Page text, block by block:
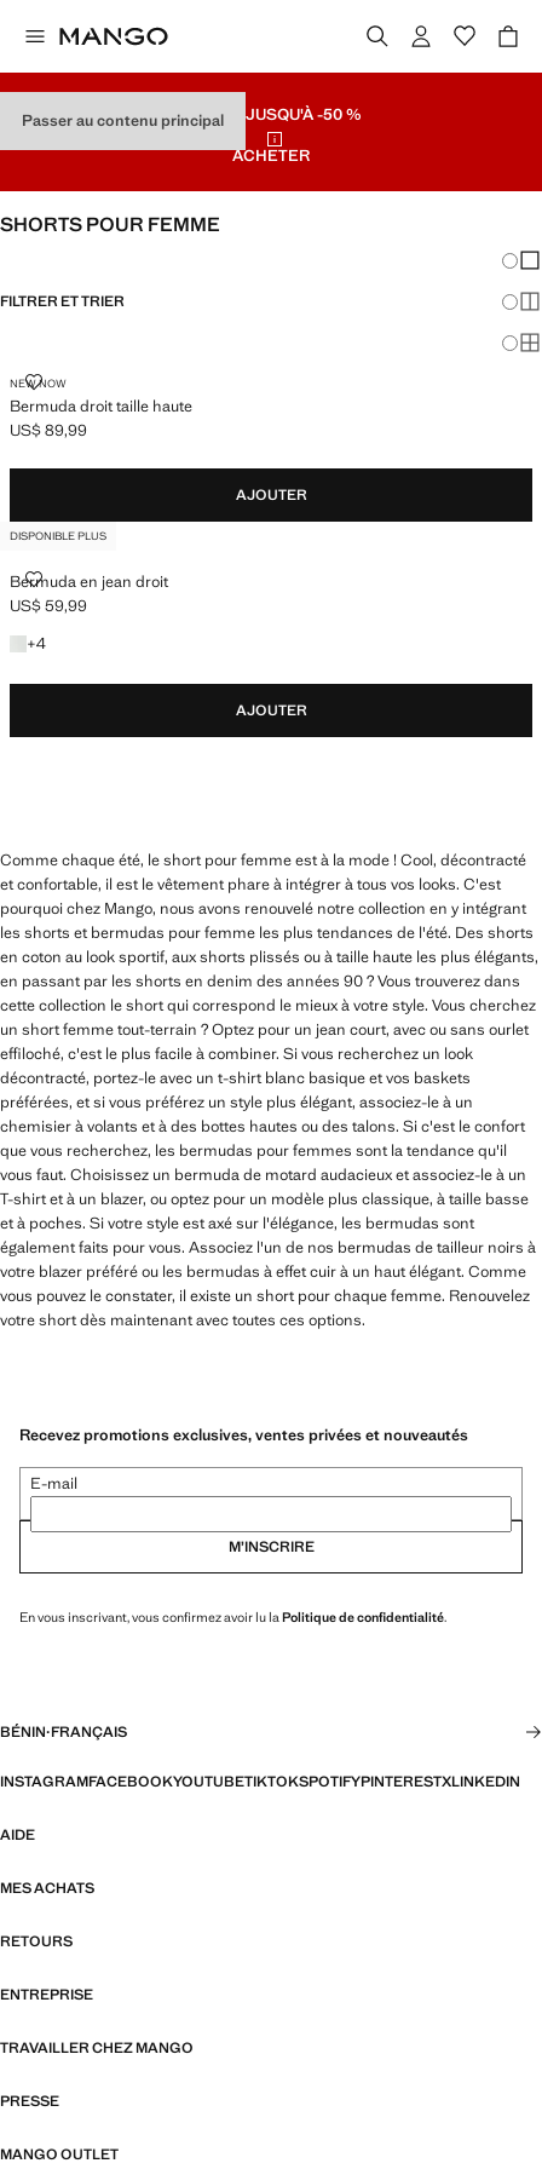
Passer au contenu principal
SOLDES JUSQU'À -50 %
ACHETER
SHORTS POUR FEMME
FILTRER ET TRIER
NEW NOW
Bermuda droit taille haute
BERMUDA DROIT TAILLE HAUTE
Prix actuel [US$ 89,99 ]
US$ 89,99
AJOUTER
DISPONIBLE PLUS
Bermuda en jean droit
BERMUDA EN JEAN DROIT
Prix actuel [US$ 59,99 ]
US$ 59,99
+4
+4 couleurs
AJOUTER
Comme chaque été, le short pour femme est à la mode ! Cool, décontracté
et confortable, il est le vêtement phare à intégrer à tous vos looks. C'est
pourquoi chez Mango, nous avons renouvelé notre collection en y intégrant
les shorts et bermudas pour femme les plus tendances de l'été. Des shorts
en coton au look sportif, aux shorts plissés ou à taille haute les plus élégants,
en passant par les shorts en denim des années 90 ? Vous trouverez dans
cette collection le short qui correspond le mieux à votre style. Vous cherchez
un short femme tout-terrain ? Optez pour un jean court, avec ou sans ourlet
effiloché, c'est le plus facile à combiner. Si vous recherchez un look
décontracté, portez-le avec un t-shirt blanc basique et vos baskets
préférées, et si vous préférez un style plus élégant, associez-le à un
chemisier à volants et à des bottes hautes ou des talons. Si c'est le confort
que vous recherchez, les bermudas pour femmes sont la tendance qu'il
vous faut. Choisissez un bermuda de motard audacieux et associez-le à un
T-shirt et à un blazer, ou optez pour un modèle plus classique, à taille basse
et à poches. Si votre style est axé sur l'élégance, les bermudas sont
également faits pour vous. Associez l'un de nos bermudas de tailleur noirs à
votre blazer préféré ou les bermudas à effet cuir à un haut élégant. Comme
vous pouvez le constater, il existe un short pour chaque femme. Renouvelez
votre short dès maintenant avec toutes ces options.
Recevez promotions exclusives, ventes privées et nouveautés
E-mail
M’INSCRIRE
En vous inscrivant, vous confirmez avoir lu la Politique de confidentialité.
BÉNIN·FRANÇAIS
INSTAGRAMFACEBOOKYOUTUBETIKTOKSPOTIFYPINTERESTXLINKEDIN
AIDE
MES ACHATS
RETOURS
ENTREPRISE
TRAVAILLER CHEZ MANGO
PRESSE
MANGO OUTLET